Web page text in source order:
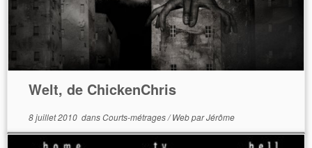
Welt, de ChickenChris
8 juillet 2010dansCourts-métrages/WebparJérôme